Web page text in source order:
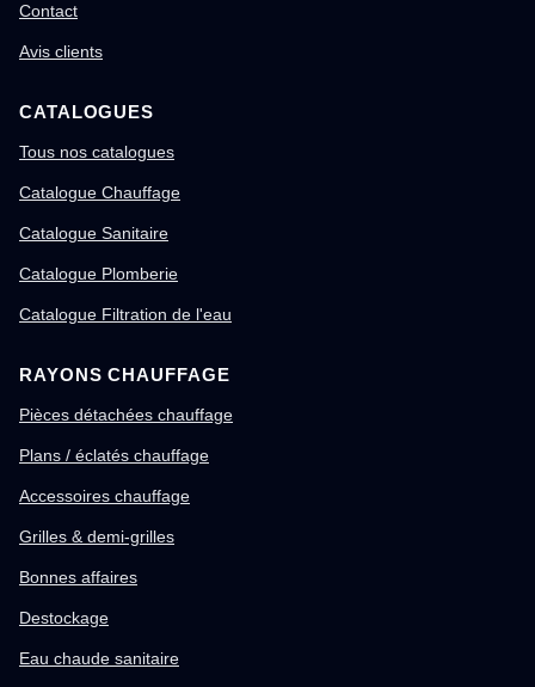
Contact
Avis clients
CATALOGUES
Tous nos catalogues
Catalogue Chauffage
Catalogue Sanitaire
Catalogue Plomberie
Catalogue Filtration de l'eau
RAYONS CHAUFFAGE
Pièces détachées chauffage
Plans / éclatés chauffage
Accessoires chauffage
Grilles & demi-grilles
Bonnes affaires
Destockage
Eau chaude sanitaire